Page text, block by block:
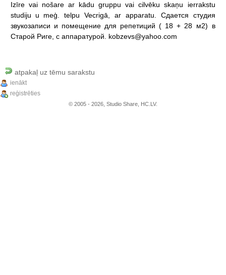
Izīre vai nošare ar kādu gruppu vai cilvēku skaņu
ierrakstu
studiju u meģ. telpu Vecrigā, ar apparatu. Сдается
студия
звукозаписи и помещение для репетиций ( 18 + 28 м2)
в
Старой Риге, с аппаратурой. kobzevs@yahoo.com
atpakaļ uz tēmu sarakstu
ienākt
reģistrēties
© 2005 - 2026, Studio Share, HC.LV.